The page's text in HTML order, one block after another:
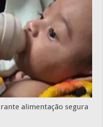
alimentação segura